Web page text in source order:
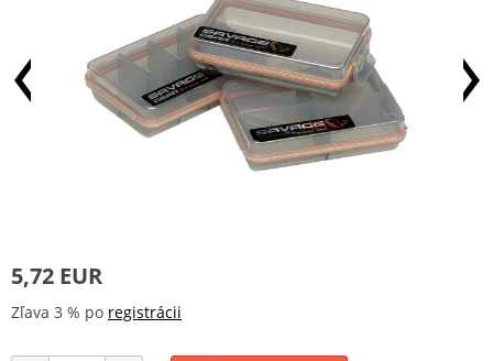
5,72 EUR
Zľava 3 % po registrácii